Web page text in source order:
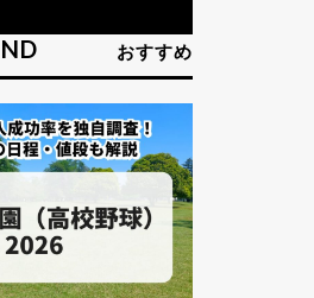
おすすめ